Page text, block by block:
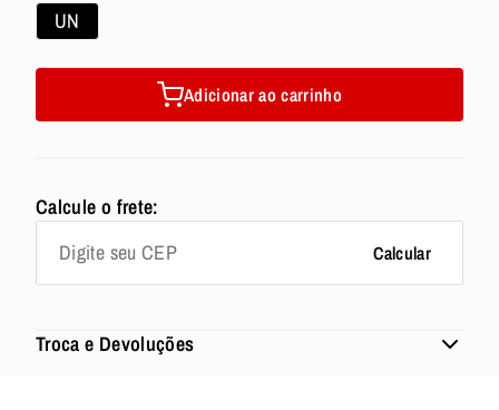
UN
Adicionar ao carrinho
Calcule o frete:
Calcular
Troca e Devoluções